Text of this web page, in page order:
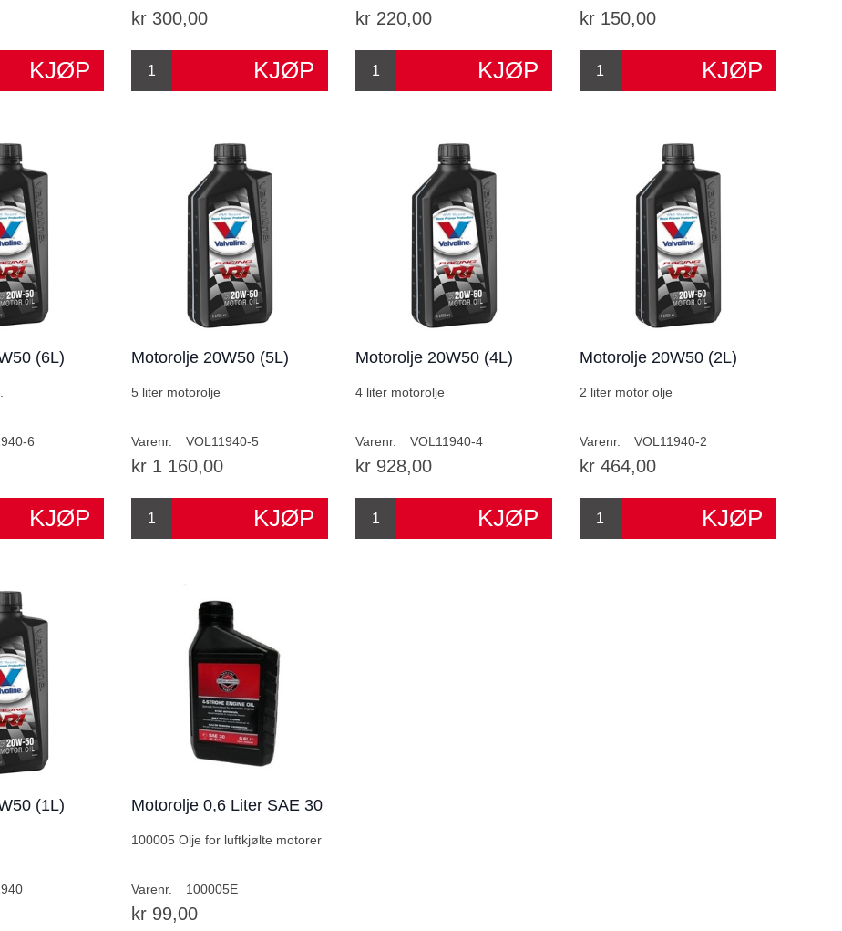
kr 300,00 kr 220,00 kr 150,00
(6L)
6
Motorolje 20W50 (5L)
5 liter motorolje
Varenr. VOL11940-5
kr 1 160,00
Motorolje 20W50 (4L)
4 liter motorolje
Varenr. VOL11940-4
kr 928,00
Motorolje 20W50 (2L)
2 liter motor olje
Varenr. VOL11940-2
kr 464,00
(1L) Motorolje 0,6 Liter SAE 30
100005 Olje for luftkjølte motorer
Varenr. 100005E
kr 99,00